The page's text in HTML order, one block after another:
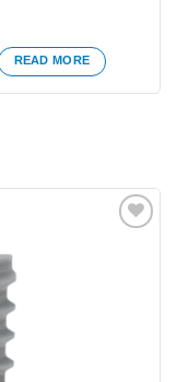
READ MORE